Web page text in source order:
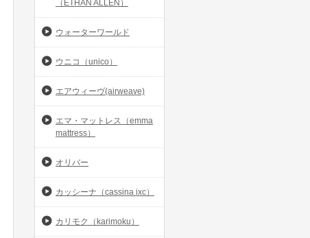
（ETHAN ALLEN）
ウォーターワールド
ウニコ（unico）
エアウィーヴ(airweave)
エマ・マットレス（emma
mattress）
オリバー
カッシーナ（cassina ixc）
カリモク（karimoku）